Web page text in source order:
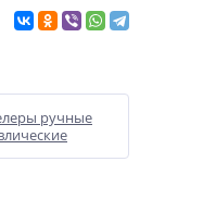
ручные